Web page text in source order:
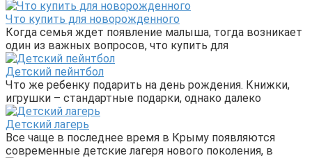
Что купить для новорожденного
Когда семья ждет появление малыша, тогда возникает
один из важных вопросов, что купить для
Детский пейнтбол
Что же ребенку подарить на день рождения. Книжки,
игрушки – стандартные подарки, однако далеко
Детский лагерь
Все чаще в последнее время в Крыму появляются
современные детские лагеря нового поколения, в